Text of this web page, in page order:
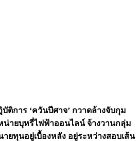
ติการ ‘ควันปีศาจ’ กวาดล้างจับกุม
น่ายบุหรี่ไฟฟ้าออนไลน์ จ้างวานกลุ่ม
ายทุนอยู่เบื้องหลัง อยู่ระหว่างสอบเส้น